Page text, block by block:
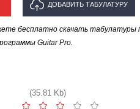
ДОБАВИТЬ ТАБУЛАТУРУ
ИСПОЛНИТЕЛЯ "KODOMO BAND"
бесплатно скачать табулатуры
Guitar Pro.
(35.81 Kb)